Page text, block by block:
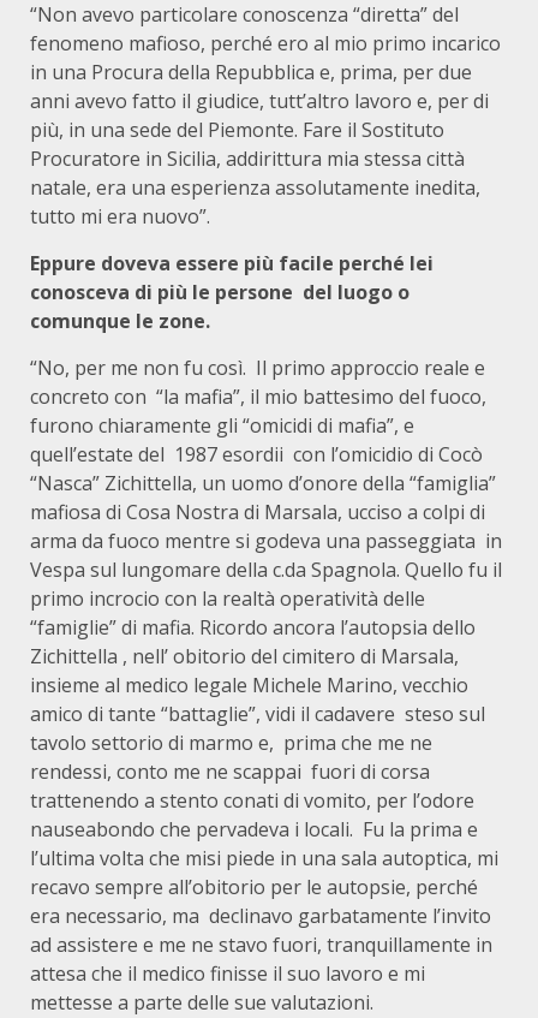
“Non avevo particolare conoscenza “diretta” del
fenomeno mafioso, perché ero al mio primo incarico
in una Procura della Repubblica e, prima, per due
anni avevo fatto il giudice, tutt’altro lavoro e, per di
più, in una sede del Piemonte. Fare il Sostituto
Procuratore in Sicilia, addirittura mia stessa città
natale, era una esperienza assolutamente inedita,
tutto mi era nuovo”.
Eppure doveva essere più facile perché lei
conosceva di più le persone del luogo o
comunque le zone.
“No, per me non fu così. Il primo approccio reale e
concreto con “la mafia”, il mio battesimo del fuoco,
furono chiaramente gli “omicidi di mafia”, e
quell’estate del 1987 esordii con l’omicidio di Cocò
“Nasca” Zichittella, un uomo d’onore della “famiglia”
mafiosa di Cosa Nostra di Marsala, ucciso a colpi di
arma da fuoco mentre si godeva una passeggiata in
Vespa sul lungomare della c.da Spagnola. Quello fu il
primo incrocio con la realtà operatività delle
“famiglie” di mafia. Ricordo ancora l’autopsia dello
Zichittella , nell’ obitorio del cimitero di Marsala,
insieme al medico legale Michele Marino, vecchio
amico di tante “battaglie”, vidi il cadavere steso sul
tavolo settorio di marmo e, prima che me ne
rendessi, conto me ne scappai fuori di corsa
trattenendo a stento conati di vomito, per l’odore
nauseabondo che pervadeva i locali. Fu la prima e
l’ultima volta che misi piede in una sala autoptica, mi
recavo sempre all’obitorio per le autopsie, perché
era necessario, ma declinavo garbatamente l’invito
ad assistere e me ne stavo fuori, tranquillamente in
attesa che il medico finisse il suo lavoro e mi
mettesse a parte delle sue valutazioni.